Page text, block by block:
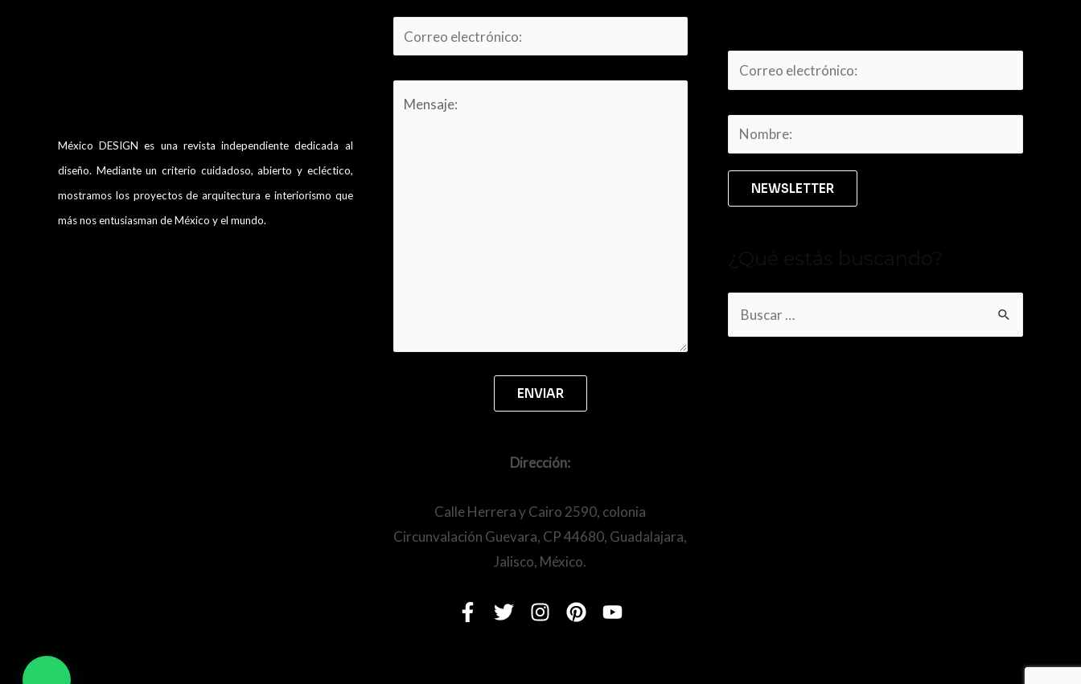
México DESIGN es una revista independiente dedicada al
diseño. Mediante un criterio cuidadoso, abierto y ecléctico,
mostramos los proyectos de arquitectura e interiorismo que
más nos entusiasman de México y el mundo.
Dirección:
Calle Herrera y Cairo 2590, colonia
Circunvalación Guevara, CP 44680, Guadalajara,
Jalisco, México.
¿Qué estás buscando?